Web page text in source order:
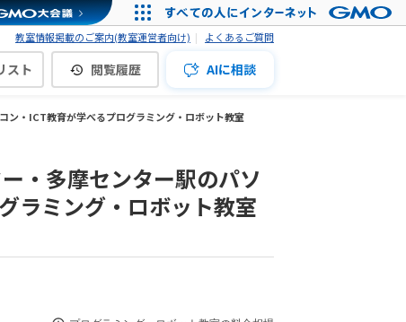
教室情報掲載のご案内(教室運営者向け) よくあるご質問
スト 閲覧履歴 AIに相談
ン・ICT教育が学べるプログラミング・ロボット教室
・多摩センター駅のパソ
ラミング・ロボット教室